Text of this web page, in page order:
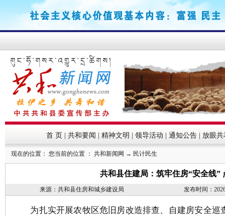
首 页 共和要闻 精神文明 领导活动 通知公告 放眼共
现在的位置： 您当前的位置 ： 共和新闻网 → 民计民生
共和县住建局：筑牢住房“安全线”
来源：共和县住房和城乡建设局 发布时间：
为扎实开展农牧区危旧房改造排查、自建房安全巡